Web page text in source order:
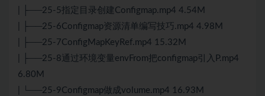
| ├──25-5指定目录创建Configmap.mp4 4.54M
| ├──25-6Configmap资源清单编写技巧.mp4 4.98M
| ├──25-7ConfigMapKeyRef.mp4 15.32M
| ├──25-8通过环境变量envFrom把configmap引入P.mp4
6.80M
| └──25-9Configmap做成volume.mp4 16.93M